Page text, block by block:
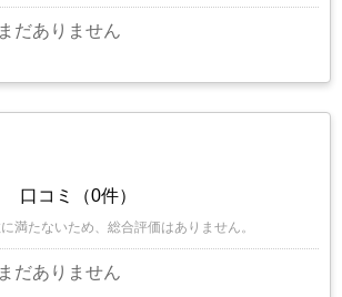
だありません
口コミ（0件）
満たないため、総合評価はありません。
だありません